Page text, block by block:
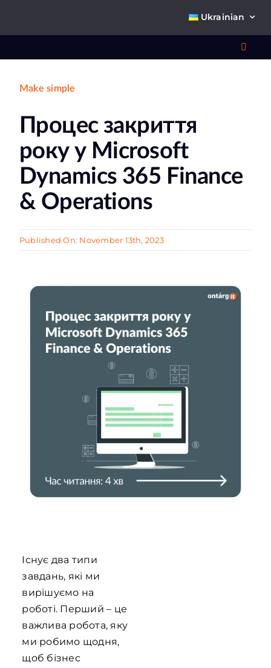
Ukrainian
Make simple
Процес закриття
року у Microsoft
Dynamics 365 Finance
& Operations
Published On: November 13th, 2023
Існує два типи
завдань, які ми
вирішуємо на
роботі. Перший – це
важлива робота, яку
ми робимо щодня,
щоб бізнес